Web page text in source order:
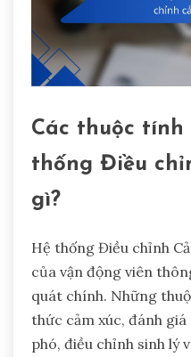
Các thuộc
thống Điều
gì?
Hệ thống Điều chỉnh
của vận động viên
quát chính. Những
thức cảm xúc, đánh
phó, điều chỉnh sinh lý